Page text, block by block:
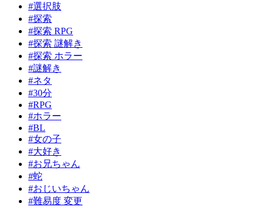
#選択肢
#探索
#探索 RPG
#探索 謎解き
#探索 ホラー
#謎解き
#ネタ
#30分
#RPG
#ホラー
#BL
#女の子
#大好き
#お兄ちゃん
#蛇
#おじいちゃん
#難易度 変更